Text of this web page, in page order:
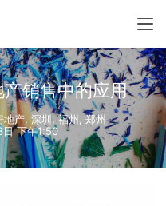
销售中的应用
地产,深圳,福州 ,郑州
下午1:50